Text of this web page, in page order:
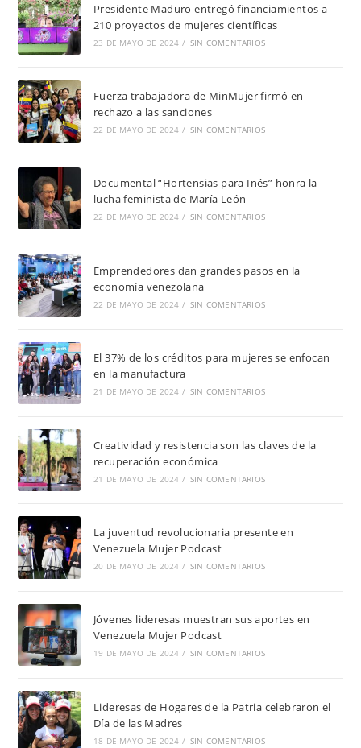
Presidente Maduro entregó financiamientos a
210 proyectos de mujeres científicas
23 DE MAYO DE 2024 / SIN COMENTARIOS
Fuerza trabajadora de MinMujer firmó en
rechazo a las sanciones
22 DE MAYO DE 2024 / SIN COMENTARIOS
Documental “Hortensias para Inés” honra la
lucha feminista de María León
22 DE MAYO DE 2024 / SIN COMENTARIOS
Emprendedores dan grandes pasos en la
economía venezolana
22 DE MAYO DE 2024 / SIN COMENTARIOS
El 37% de los créditos para mujeres se enfocan
en la manufactura
21 DE MAYO DE 2024 / SIN COMENTARIOS
Creatividad y resistencia son las claves de la
recuperación económica
21 DE MAYO DE 2024 / SIN COMENTARIOS
La juventud revolucionaria presente en
Venezuela Mujer Podcast
20 DE MAYO DE 2024 / SIN COMENTARIOS
Jóvenes lideresas muestran sus aportes en
Venezuela Mujer Podcast
19 DE MAYO DE 2024 / SIN COMENTARIOS
Lideresas de Hogares de la Patria celebraron el
Día de las Madres
18 DE MAYO DE 2024 / SIN COMENTARIOS